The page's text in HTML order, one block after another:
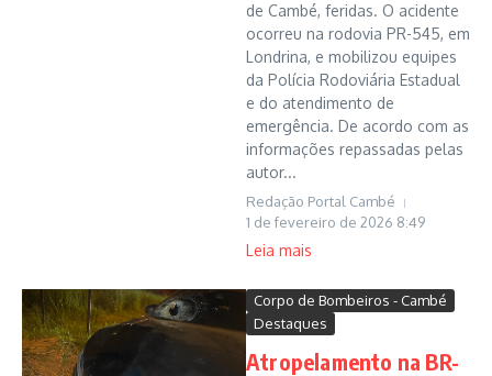
de Cambé, feridas. O acidente
ocorreu na rodovia PR-545, em
Londrina, e mobilizou equipes
da Polícia Rodoviária Estadual
e do atendimento de
emergência. De acordo com as
informações repassadas pelas
autor...
Redação Portal Cambé
1 de fevereiro de 2026 8:49
Leia mais
Corpo de Bombeiros - Cambé
Destaques
Atropelamento na BR-